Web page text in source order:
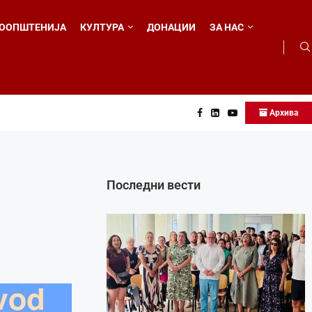
КУЛТУРА ДОНАЦИИ ЗА НАС
Архива
Последни вести